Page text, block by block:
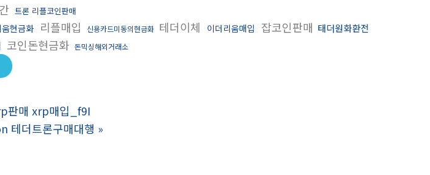
트론 리플코인판매
현금화 리플매입 신용카드미동의현금화 테더이체 이더리움매입 잡코인판매 태더원화환전
코인돈현금화 돈믹싱해외거래소
판매 xrp매입_f9I
테더트론구매대행 »